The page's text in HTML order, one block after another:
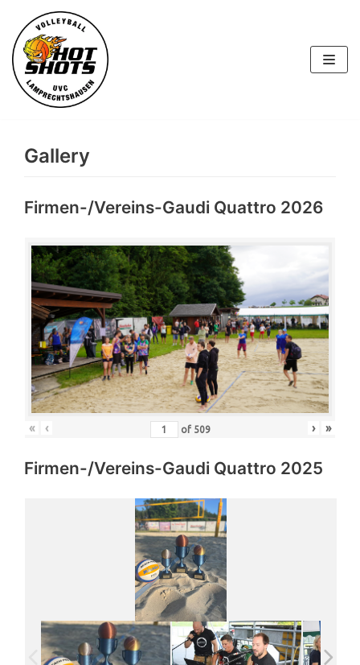
Skip
to
content
Gallery
Firmen-/Vereins-Gaudi Quattro 2026
« ‹ of 509 › »
Firmen-/Vereins-Gaudi Quattro 2025